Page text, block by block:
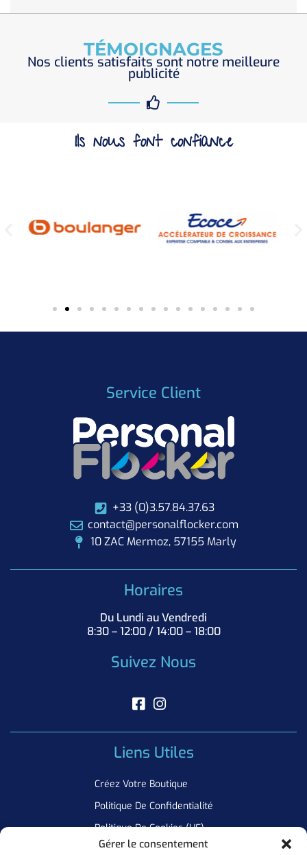
Gérer le consentement
TÉMOIGNAGES
Nos clients satisfaits sont notre meilleure
publicité
Ils nous font confiance
Service Client
+33 (0)3.57.84.37.63
contact@personalflocker.com
10 ZAC Mermoz, 57155 Marly
Horaires
Du Lundi au Vendredi
8:30 – 12:00 / 14:00 – 18:00
Suivez Nous
Liens Utiles
Créez Votre Boutique
Politique De Confidentialité
Politique De Cookies (UE)